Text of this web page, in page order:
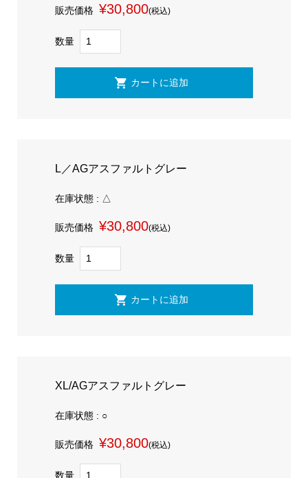
販売価格 ¥30,800(税込)
数量
L／AGアスファルトグレー
在庫状態 : △
販売価格 ¥30,800(税込)
数量
XL/AGアスファルトグレー
在庫状態 : ○
販売価格 ¥30,800(税込)
数量